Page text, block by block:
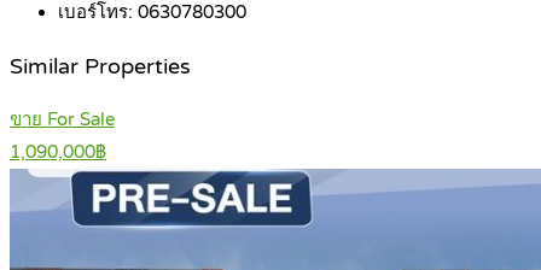
เบอร์โทร: 0630780300
Similar Properties
ขาย For Sale
1,090,000฿